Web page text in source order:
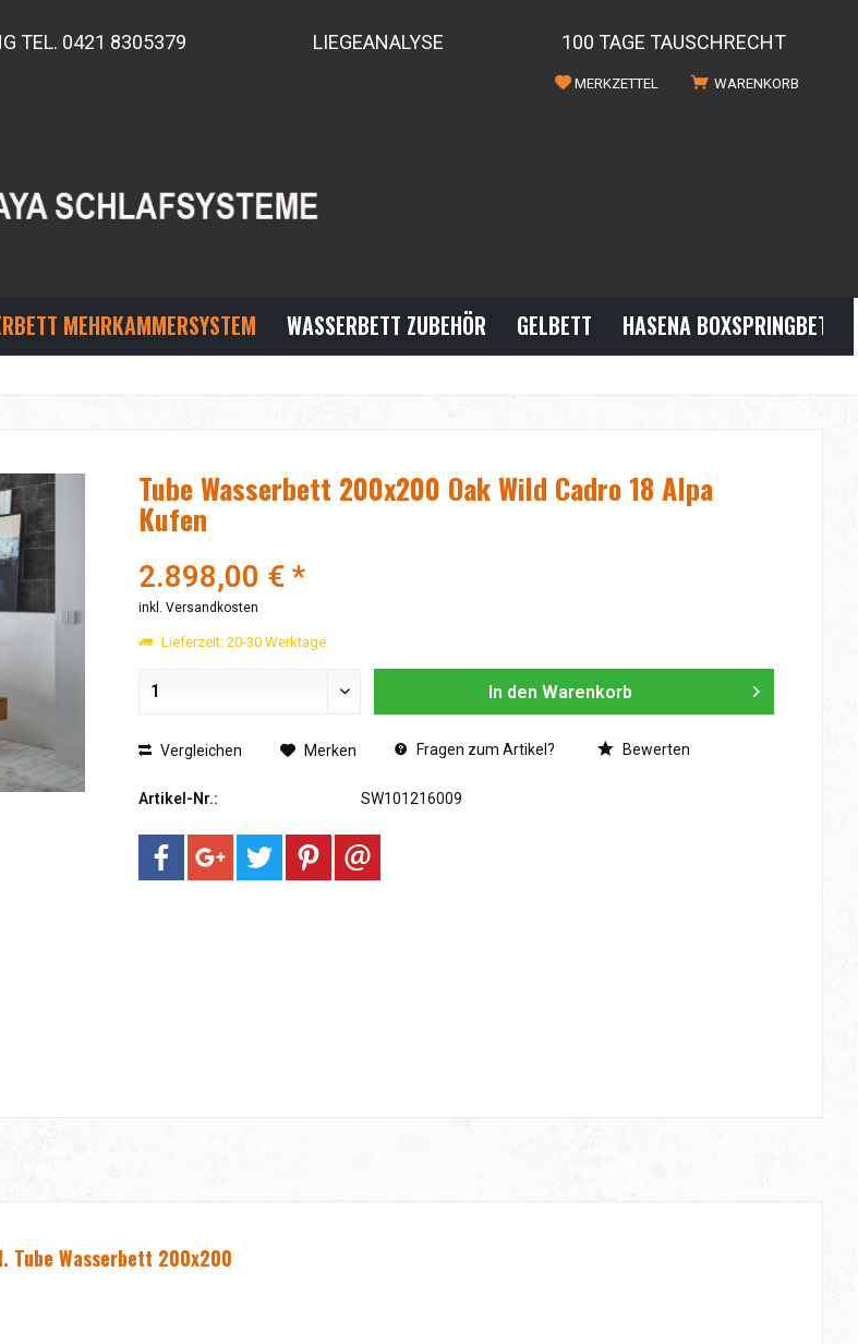
TEL. 0421 8305379 LIEGEANALYSE 100 TAGE TAUSCHRECHT
WARENKORB
MERKZETTEL
MEHRKAMMERSYSTEM WASSERBETT ZUBEHÖR GELBETT HASENA
Tube Wasserbett 200x200 Oak Wild Cadro 18 Alpa
Kufen
2.898,00 € *
inkl. Versandkosten
Lieferzeit: 20-30 Werktage
In den Warenkorb
Vergleichen Merken Fragen zum Artikel? Bewerten
Artikel-Nr.: SW101216009
Tube Wasserbett 200x200